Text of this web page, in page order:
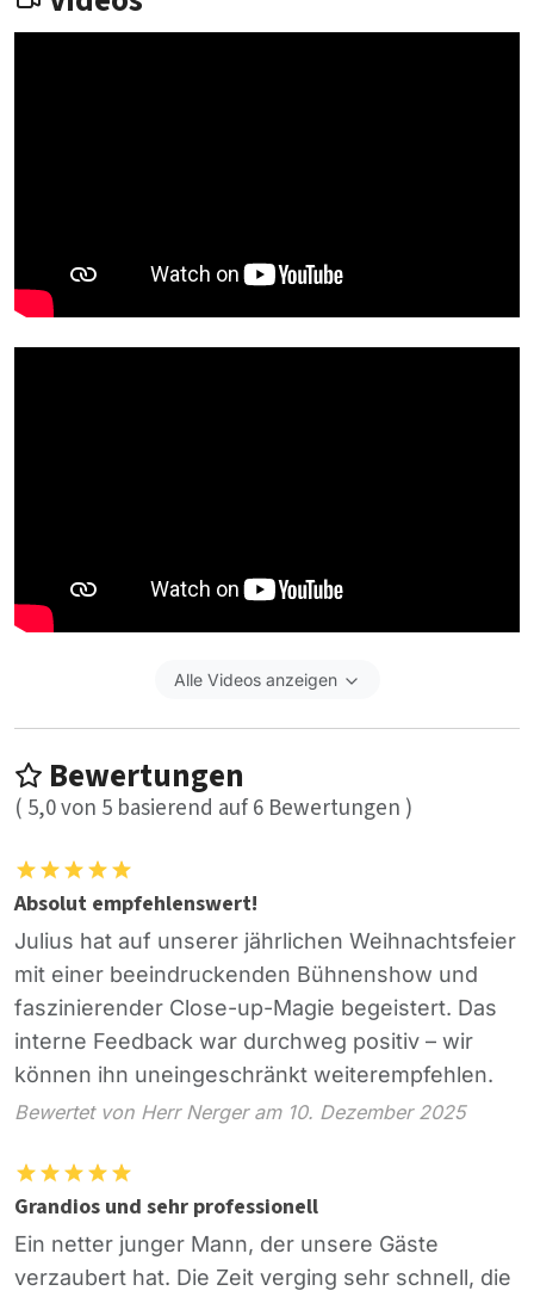
Alle Videos anzeigen
Bewertungen
( 5,0von 5 basierend auf6 Bewertungen )
Absolut empfehlenswert!
Julius hat auf unserer jährlichen Weihnachtsfeier
mit einer beeindruckenden Bühnenshow und
faszinierender Close-up-Magie begeistert. Das
interne Feedback war durchweg positiv – wir
können ihn uneingeschränkt weiterempfehlen.
Bewertet von Herr Nerger am 10. Dezember 2025
Grandios und sehr professionell
Ein netter junger Mann, der unsere Gäste
verzaubert hat. Die Zeit verging sehr schnell, die